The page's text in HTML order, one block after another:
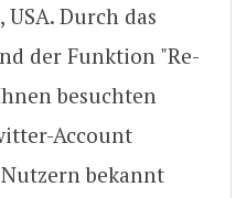
USA. Durch das
der Funktion "Re-
besuchten
Account
bekannt